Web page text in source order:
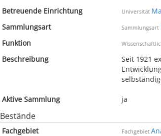
Betreuende Einrichtung
Universität
Sammlungsart
Sammlungsart
Funktion
Beschreibung
Seit 1921
Aktive Sammlung ja
Bestände
Fachgebiet Fachgebiet